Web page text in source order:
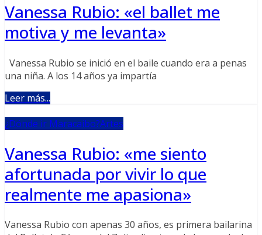
Vanessa Rubio: «el ballet me
motiva y me levanta»
Vanessa Rubio se inició en el baile cuando era a penas
una niña. A los 14 años ya impartía
Leer más...
¿Dónde ir Maracaibo?Artes
Vanessa Rubio: «me siento
afortunada por vivir lo que
realmente me apasiona»
Vanessa Rubio con apenas 30 años, es primera bailarina